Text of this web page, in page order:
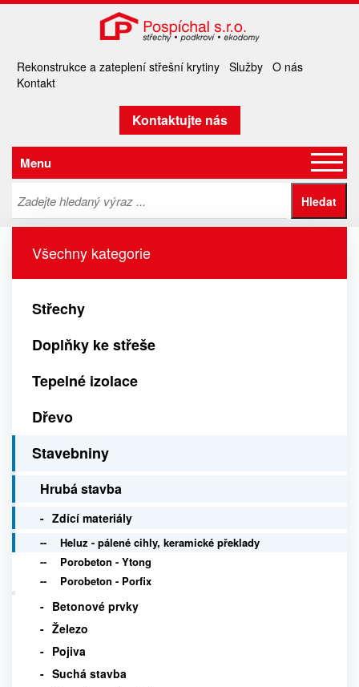
Rekonstrukce a zateplení střešní krytiny Služby O nás
Kontakt
Kontaktujte nás
Menu
Všechny kategorie
Střechy
Doplňky ke střeše
Tepelné izolace
Dřevo
Stavebniny
Hrubá stavba
Zdící materiály
Heluz - pálené cihly, keramické překlady
Porobeton - Ytong
Porobeton - Porfix
Betonové prvky
Železo
Pojiva
Suchá stavba